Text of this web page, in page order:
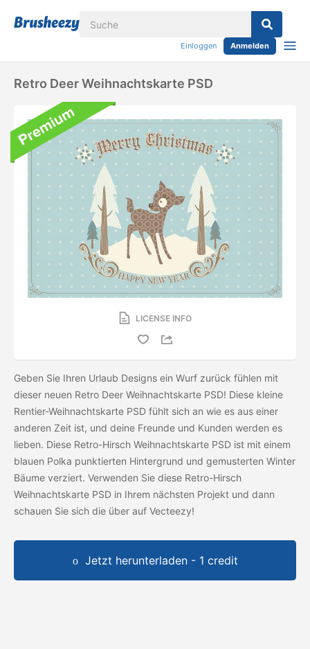
Einloggen Anmelden
Retro Deer Weihnachtskarte PSD
LICENSE INFO
Geben Sie Ihren Urlaub Designs ein Wurf zurück fühlen mit
dieser neuen Retro Deer Weihnachtskarte PSD! Diese kleine
Rentier-Weihnachtskarte PSD fühlt sich an wie es aus einer
anderen Zeit ist, und deine Freunde und Kunden werden es
lieben. Diese Retro-Hirsch Weihnachtskarte PSD ist mit einem
blauen Polka punktierten Hintergrund und gemusterten Winter
Bäume verziert. Verwenden Sie diese Retro-Hirsch
Weihnachtskarte PSD in Ihrem nächsten Projekt und dann
schauen Sie sich die über auf Vecteezy!
Jetzt herunterladen - 1 credit